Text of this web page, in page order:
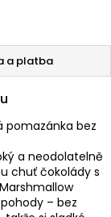
a platba
pomazánka bez
a neodolatelně
chuť čokolády s
– bez